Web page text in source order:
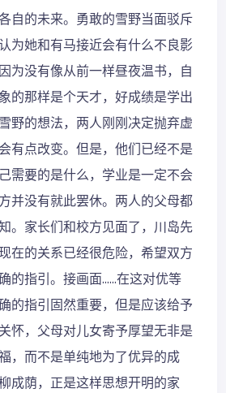
自的未来。勇敢的雪野当面驳斥
为她和有马接近会有什么不良影
为没有像从前一样昼夜温书，自
的那样是个天才，好成绩是学出
野的想法，两人刚刚决定抛弃虚
有点改变。但是，他们已经不是
需要的是什么，学业是一定不会
并没有就此罢休。两人的父母都
。家长们和校方见面了，川岛先
在的关系已经很危险，希望双方
的指引。接画面……在这对优等
的指引固然重要，但是应该给予
怀，父母对儿女寄予厚望无非是
，而不是单纯地为了优异的成
成荫，正是这样思想开明的家